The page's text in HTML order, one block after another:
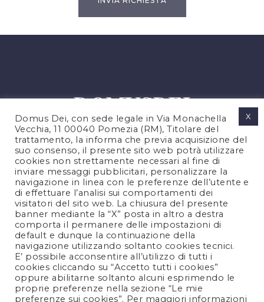
PRIVACY POLICY
COOKIES POLICY
NOTE LEGALI
CONTATTACI
FOLLOW US
Domus Dei, con sede legale in Via Monachella
Vecchia, 11 00040 Pomezia (RM), Titolare del
trattamento, la informa che previa acquisizione del
suo consenso, il presente sito web potrà utilizzare
cookies non strettamente necessari al fine di
inviare messaggi pubblicitari, personalizzare la
navigazione in linea con le preferenze dell’utente e
di effettuare l’analisi sui comportamenti dei
visitatori del sito web. La chiusura del presente
banner mediante la “X” posta in altro a destra
comporta il permanere delle impostazioni di
default e dunque la continuazione della
navigazione utilizzando soltanto cookies tecnici.
E’ possibile acconsentire all’utilizzo di tutti i
cookies cliccando su “Accetto tutti i cookies”
oppure abilitarne soltanto alcuni esprimendo le
proprie preferenze nella sezione “Le mie
preferenze sui cookies”. Per maggiori informazioni
X